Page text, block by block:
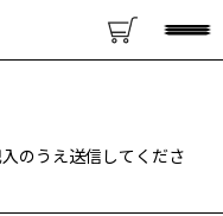
のうえ送信してくださ